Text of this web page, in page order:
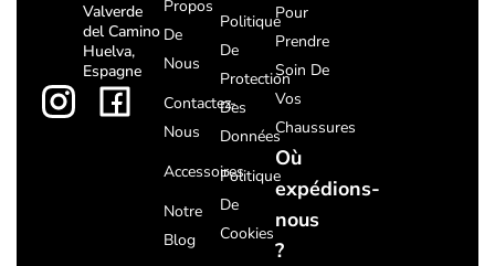
Valverde
del Camino
Huelva,
Espagne
Propos
De
Nous
Contactez-
Nous
Accessoires
Notre
Blog
Politique
De
Protection
Des
Données
Politique
De
Cookies
Pour
Prendre
Soin De
Vos
Chaussures
Où
expédions-
nous
?